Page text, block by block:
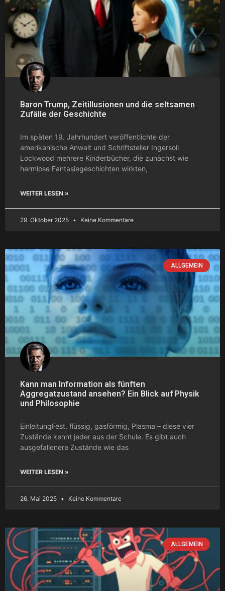
Baron Trump, Zeitillusionen und die seltsamen
Zufälle der Geschichte
Im späten 19. Jahrhundert veröffentlichte der
amerikanische Anwalt und Schriftsteller Ingersoll
Lockwood mehrere Kinderbücher, die zunächst wie
harmlose Fantasiegeschichten wirkten,
WEITER LESEN »
29. Oktober 2025 Keine Kommentare
ALLGEMEIN
Kann man Information als fünften
Aggregatzustand ansehen? Ein Blick auf Physik
und Philosophie
EinleitungFest, flüssig, gasförmig, Plasma – diese vier
Zustände kennt jeder aus der Schule. Es gibt auch
ausgefallenere Zustände wie das
WEITER LESEN »
26. Mai 2025 Keine Kommentare
ALLGEMEIN